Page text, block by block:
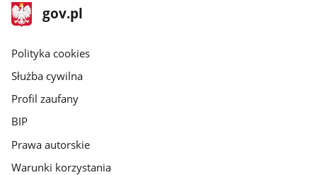
stopka
gov.pl
Strona
gov.pl
gov.pl
Polityka cookies
Służba cywilna
Profil zaufany
BIP
Prawa autorskie
Warunki korzystania